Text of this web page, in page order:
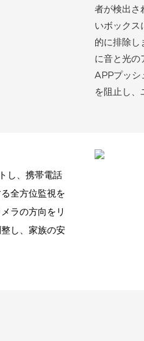
者が検出さ
いボックス
的に排除し
に音と光の
APPプッシ
を阻止し、
し、携帯電話
全方位監視を
ラの方向をリ
し、家族の安